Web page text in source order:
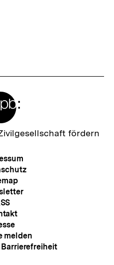
fördern
Meta-
Navigation
melden